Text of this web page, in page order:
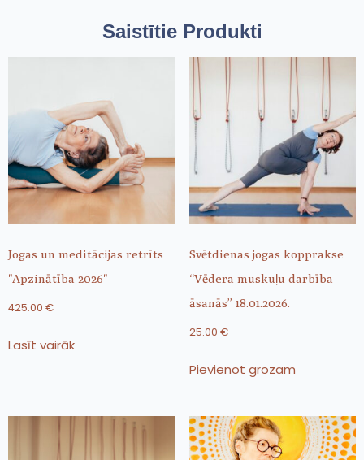
Saistītie Produkti
Jogas un meditācijas retrīts
"Apzinātība 2026"
425.00 €
Lasīt vairāk
Svētdienas jogas kopprakse
“Vēdera muskuļu darbība
āsanās” 18.01.2026.
25.00 €
Pievienot grozam